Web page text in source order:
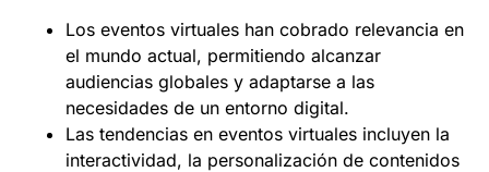
Los eventos virtuales han cobrado relevancia en
el mundo actual, permitiendo alcanzar
audiencias globales y adaptarse a las
necesidades de un entorno digital.
Las tendencias en eventos virtuales incluyen la
interactividad, la personalización de contenidos